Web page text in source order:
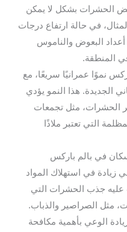
الحشرات بشكل لا يمكن
في حالة ارتفاع درجات
أعداد البعوض والناموس
المنطقة.
نموًا عمرانيًا سريعًا، مع
الجديدة. هذا النمو يؤدي
الحشرات، مثل تجمعات
التي تعتبر ملاذًا
في بالم باركس
زيادة في استهلاك المواد
عليه جذب الحشرات التي
مثل الصراصير والذباب.
الوعي بأهمية مكافحة